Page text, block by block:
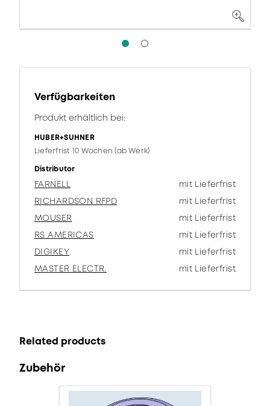
Verfügbarkeiten
Produkt erhältlich bei:
HUBER+SUHNER
Lieferfrist 10 Wochen (ab Werk)
Distributor
FARNELL
mit Lieferfrist
RICHARDSON RFPD
mit Lieferfrist
MOUSER
mit Lieferfrist
RS AMERICAS
mit Lieferfrist
DIGIKEY
mit Lieferfrist
MASTER ELECTR.
mit Lieferfrist
Related products
Zubehör